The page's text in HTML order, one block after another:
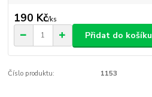
190 Kč/ks
Přidat do košíku
Číslo produktu: 1153